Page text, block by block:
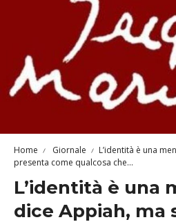
Home Giornale
L’identità è una
presenta come qualcosa che...
L’identità è una
dice Appiah, ma